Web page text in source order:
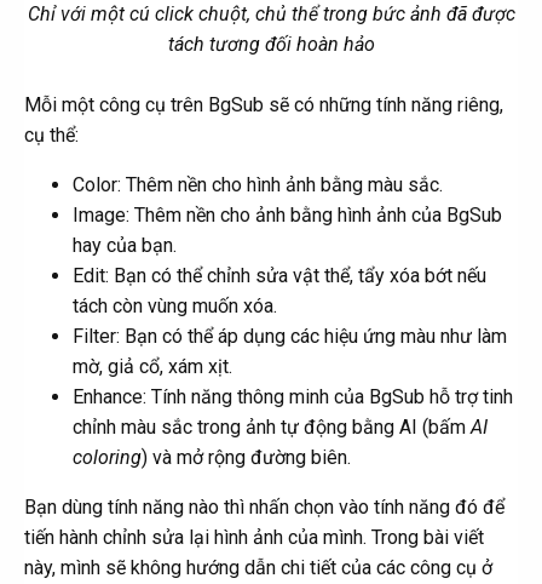
Chỉ với một cú click chuột, chủ thể trong bức ảnh đã được
tách tương đối hoàn hảo
Mỗi một công cụ trên BgSub sẽ có những tính năng riêng,
cụ thể:
Color: Thêm nền cho hình ảnh bằng màu sắc.
Image: Thêm nền cho ảnh bằng hình ảnh của BgSub
hay của bạn.
Edit: Bạn có thể chỉnh sửa vật thể, tẩy xóa bớt nếu
tách còn vùng muốn xóa.
Filter: Bạn có thể áp dụng các hiệu ứng màu như làm
mờ, giả cổ, xám xịt.
Enhance: Tính năng thông minh của BgSub hỗ trợ tinh
chỉnh màu sắc trong ảnh tự động bằng AI (bấmAI
coloring) và mở rộng đường biên.
Bạn dùng tính năng nào thì nhấn chọn vào tính năng đó để
tiến hành chỉnh sửa lại hình ảnh của mình. Trong bài viết
này, mình sẽ không hướng dẫn chi tiết của các công cụ ở